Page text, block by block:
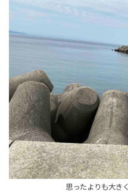
思ったよりも大き